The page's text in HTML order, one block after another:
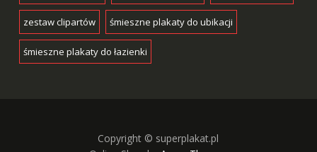
zestaw clipartów śmieszne plakaty do ubikacji
śmieszne plakaty do łazienki
Copyright © superplakat.pl